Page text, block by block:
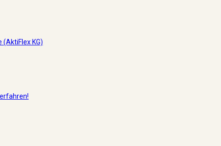
(AktiFlex KG)